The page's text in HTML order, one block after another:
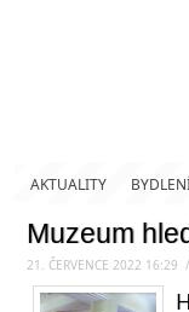
AKTUALITY
Muzeum
21. ČERVENCE 2022 16:29 /